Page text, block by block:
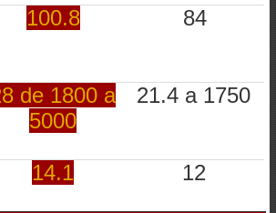
100.8 84
de 1800 a
5000
21.4 a 1750
14.1 12